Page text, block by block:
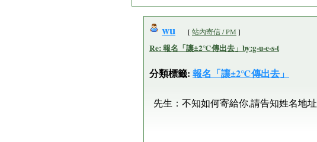
wu [站內寄信 / PM ]
Re: 報名「讓±2℃傳出去」by:g-u-e-s-t
分類標籤: 報名「讓±2℃傳出去」
先生：不知如何寄給你,請告知姓名地